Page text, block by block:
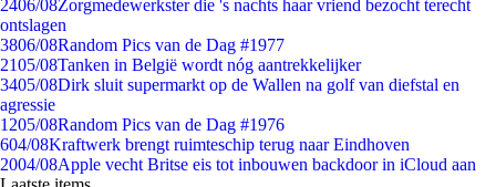
2406/08Zorgmedewerkster die 's nachts haar vriend bezocht terecht
ontslagen
3806/08Random Pics van de Dag #1977
2105/08Tanken in België wordt nóg aantrekkelijker
3405/08Dirk sluit supermarkt op de Wallen na golf van diefstal en
agressie
1205/08Random Pics van de Dag #1976
604/08Kraftwerk brengt ruimteschip terug naar Eindhoven
2004/08Apple vecht Britse eis tot inbouwen backdoor in iCloud aan